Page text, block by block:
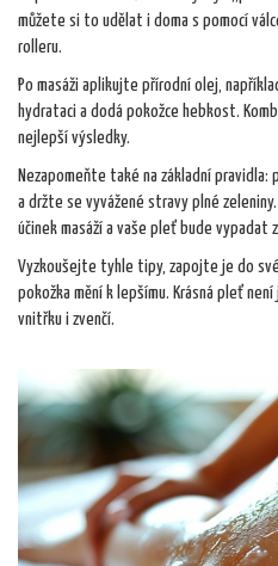
můžete si to udělat i doma s pomocí
rolleru.
Po masáži aplikujte přírodní olej,
hydrataci a dodá pokožce hebkost.
nejlepší výsledky.
Nezapomeňte také na základní
a držte se vyvážené stravy plné
účinek masáží a vaše pleť bude vypadat
Vyzkoušejte tyhle tipy, zapojte je do
pokožka mění k lepšímu. Krásná pleť
vnitřku i zvenčí.